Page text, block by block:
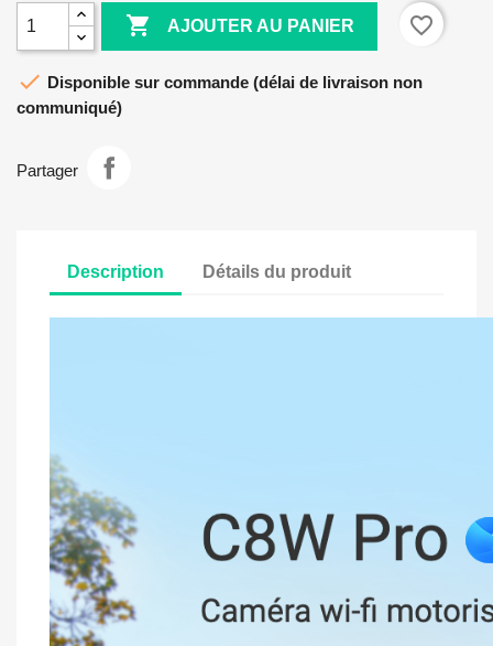
 AJOUTER AU PANIER favorite_border
 Disponible sur commande (délai de livraison non
communiqué)
Partager
Description Détails du produit